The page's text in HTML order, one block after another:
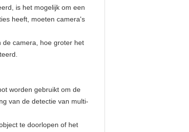
is het mogelijk om een
heeft, moeten camera's
de camera, hoe groter het
worden gebruikt om de
van de detectie van multi-
te doorlopen of het